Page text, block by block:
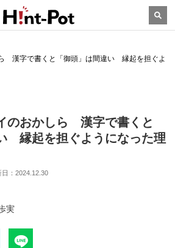
漢字で書くと「御頭」は間違い 縁起を担ぐよ
のおかしら 漢字で書くと
縁起を担ぐようになった理
日：2024.12.30
実